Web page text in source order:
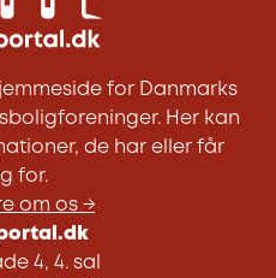
for Danmarks
Her kan
de har eller får
for.
om os →
4, 4. sal